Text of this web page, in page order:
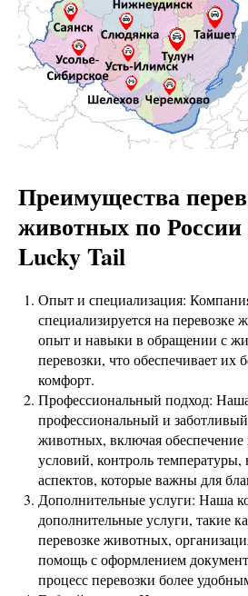
Преимущества
животных по
Lucky Tail
Опыт и специализация:
специализируется на перевозке
опыт и навыки в обращении с
перевозки, что обеспечивает их
комфорт.
Профессиональный подход:
профессиональный и
животных, включая
условий, контроль
аспектов, которые важны для
Дополнительные услуги: Наша
дополнительные услуги, такие
перевозке животных,
помощь с оформлением
процесс перевозки более